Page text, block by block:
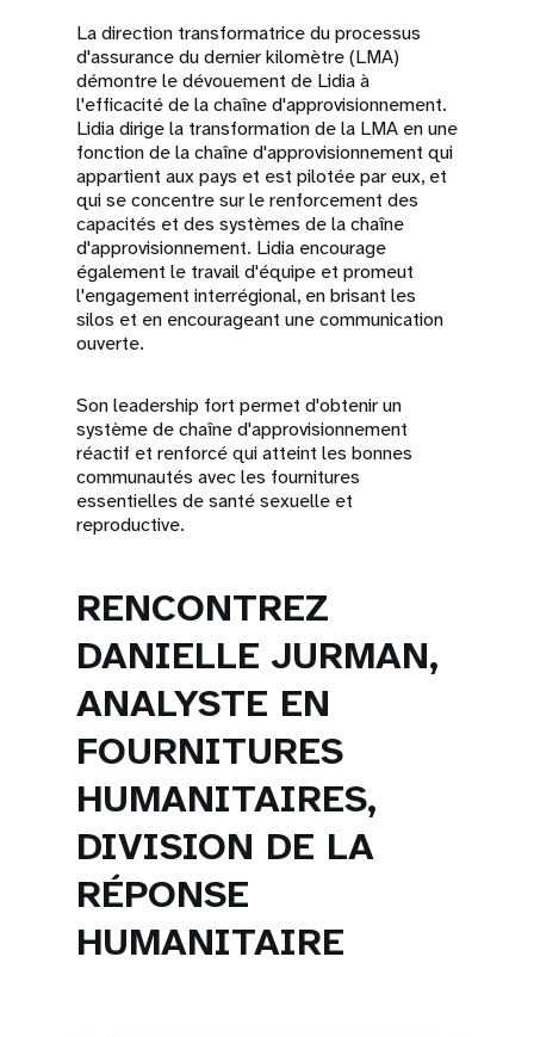
La direction transformatrice du processus
d'assurance du dernier kilomètre (LMA)
démontre le dévouement de Lidia à
l'efficacité de la chaîne d'approvisionnement.
Lidia dirige la transformation de la LMA en une
fonction de la chaîne d'approvisionnement qui
appartient aux pays et est pilotée par eux, et
qui se concentre sur le renforcement des
capacités et des systèmes de la chaîne
d'approvisionnement. Lidia encourage
également le travail d'équipe et promeut
l'engagement interrégional, en brisant les
silos et en encourageant une communication
ouverte.
Son leadership fort permet d'obtenir un
système de chaîne d'approvisionnement
réactif et renforcé qui atteint les bonnes
communautés avec les fournitures
essentielles de santé sexuelle et
reproductive.
RENCONTREZ
DANIELLE JURMAN,
ANALYSTE EN
FOURNITURES
HUMANITAIRES,
DIVISION DE LA
RÉPONSE
HUMANITAIRE